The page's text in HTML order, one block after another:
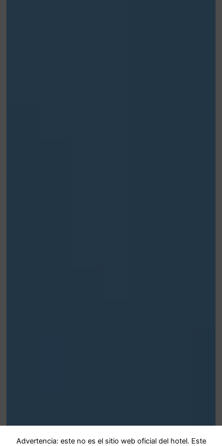
Advertencia: este no es el sitio web oficial del hotel. Este